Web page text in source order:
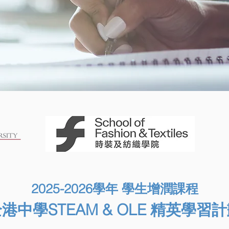
2025-2026學年 學生增潤課程
中學STEAM & OLE 精英學習